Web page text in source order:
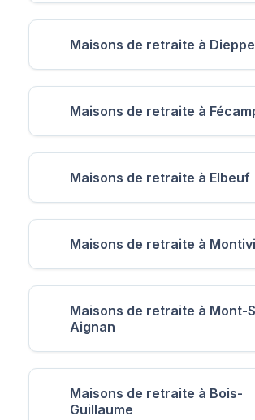
Maisons de retraite à Dieppe
Maisons de retraite à
Maisons de retraite à Elbeuf
Maisons de retraite à
Maisons de retraite à Mont-
Aignan
Maisons de retraite à Bois-
Guillaume